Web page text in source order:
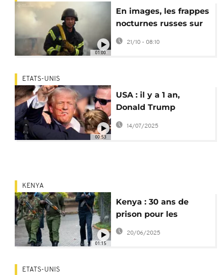
01:00
En images, les frappes
nocturnes russes sur
l'est et l'ouest de
21/10 - 08:10
00:53
ETATS-UNIS
USA : il y a 1 an,
Donald Trump
échappait de justesse
14/07/2025
01:15
KENYA
Kenya : 30 ans de
prison pour les
complices de
l'attentat de 2019
20/06/2025
ETATS-UNIS